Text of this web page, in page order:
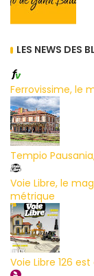
LES NEWS DES
Ferrovissime, le
Tempio
Voie Libre, le
métrique
Voie Libre 126